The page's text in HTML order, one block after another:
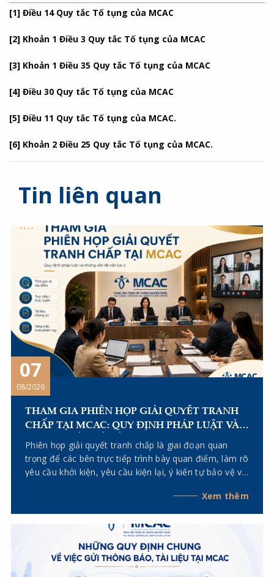
[1] Điều 14 Quy tắc Tố tụng của MCAC
[2] Khoản 1 Điều 3 Quy tắc Tố tụng của MCAC
[3] Khoản 1 Điều 35 Quy tắc Tố tụng của MCAC
[4] Điều 30 Quy tắc Tố tụng của MCAC
[5] Điều 11 Quy tắc Tố tụng của MCAC.
[6] Khoản 2 Điều 25 Quy tắc Tố tụng của MCAC.
Tin liên quan
07
08/2026
THAM GIA PHIÊN HỌP GIẢI QUYẾT TRANH
CHẤP TẠI MCAC: QUY ĐỊNH PHÁP LUẬT VÀ
NHỮNG VẤN ĐỀ CẦN LƯU Ý
Phiên họp giải quyết tranh chấp là giai đoạn quan
trọng để các bên trực tiếp trình bày quan điểm, làm rõ
yêu cầu khởi kiện, yêu cầu kiện lại, ý kiến tự bảo vệ và
tài. Để việc tham gia phiên họp đạt hiệu quả và hạn
chế rủi ro pháp lý, các bên cần lưu ý những nội dung
sau đây.
Xem thêm